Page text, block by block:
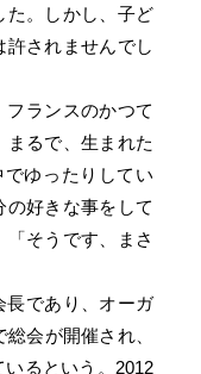
た。しかし、子ど
許されませんでし
ランスのかつて
るで、生まれた
ゆったりしてい
好きな事をして
そうです、まさ
長であり、オーガ
会が開催され、
るという。2012